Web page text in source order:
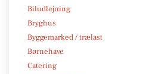
Biludlejning
Bryghus
Byggemarked / trælast
Børnehave
Catering